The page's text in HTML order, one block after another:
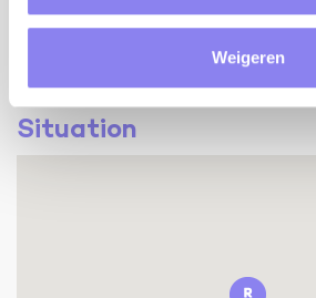
Weigeren
Maison individuelle
Situation